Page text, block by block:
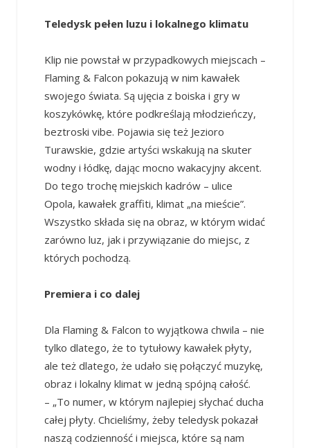
Teledysk pełen luzu i lokalnego klimatu
Klip nie powstał w przypadkowych miejscach –
Flaming & Falcon pokazują w nim kawałek
swojego świata. Są ujęcia z boiska i gry w
koszykówkę, które podkreślają młodzieńczy,
beztroski vibe. Pojawia się też Jezioro
Turawskie, gdzie artyści wskakują na skuter
wodny i łódkę, dając mocno wakacyjny akcent.
Do tego trochę miejskich kadrów – ulice
Opola, kawałek graffiti, klimat „na mieście”.
Wszystko składa się na obraz, w którym widać
zarówno luz, jak i przywiązanie do miejsc, z
których pochodzą.
Premiera i co dalej
Dla Flaming & Falcon to wyjątkowa chwila – nie
tylko dlatego, że to tytułowy kawałek płyty,
ale też dlatego, że udało się połączyć muzykę,
obraz i lokalny klimat w jedną spójną całość.
– „To numer, w którym najlepiej słychać ducha
całej płyty. Chcieliśmy, żeby teledysk pokazał
naszą codzienność i miejsca, które są nam